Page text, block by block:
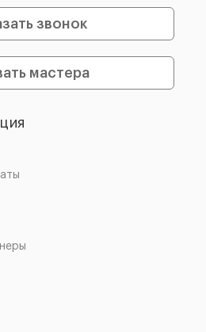
звонок
мастера